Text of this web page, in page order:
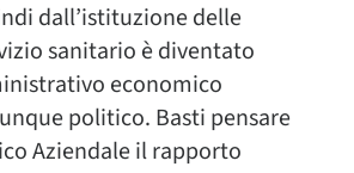
dall’istituzione delle
sanitario è diventato
economico
politico. Basti pensare
Aziendale il rapporto